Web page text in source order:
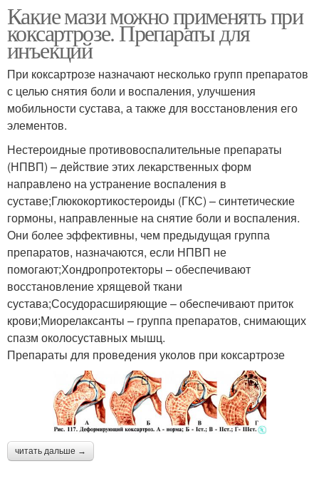
Какие мази можно применять при
коксартрозе. Препараты для
инъекций
При коксартрозе назначают несколько групп препаратов
с целью снятия боли и воспаления, улучшения
мобильности сустава, а также для восстановления его
элементов.
Нестероидные противовоспалительные препараты
(НПВП) – действие этих лекарственных форм
направлено на устранение воспаления в
суставе;Глюкокортикостероиды (ГКС) – синтетические
гормоны, направленные на снятие боли и воспаления.
Они более эффективны, чем предыдущая группа
препаратов, назначаются, если НПВП не
помогают;Хондропротекторы – обеспечивают
восстановление хрящевой ткани
сустава;Сосудорасширяющие – обеспечивают приток
крови;Миорелаксанты – группа препаратов, снимающих
спазм околосуставных мышц.
Препараты для проведения уколов при коксартрозе
читать дальше →